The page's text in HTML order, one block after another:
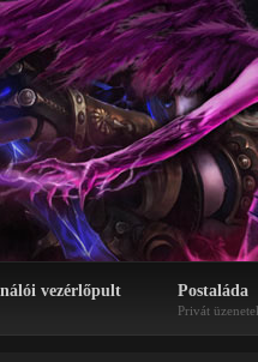
vezérlőpult Postaláda
Privát